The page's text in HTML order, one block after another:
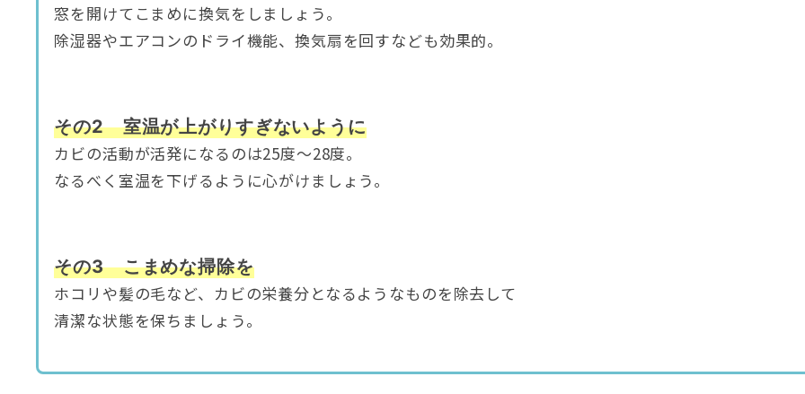
窓を開けてこまめに換気をしましょう。
除湿器やエアコンのドライ機能、換気扇を回すなども効果的。
その2 室温が上がりすぎないように
カビの活動が活発になるのは25度～28度。
なるべく室温を下げるように心がけましょう。
その3 こまめな掃除を
ホコリや髪の毛など、カビの栄養分となるようなものを除去して
清潔な状態を保ちましょう。